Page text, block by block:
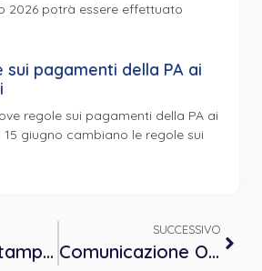
2026 potrà essere effettuato
sui pagamenti della PA ai
regole sui pagamenti della PA ai
15 giugno cambiano le regole sui
Rassegna Stampa OPP del 07 marzo 2022
SUCCESSIVO
Comunicazione OPP: proroga sovrattassa quota di iscrizione